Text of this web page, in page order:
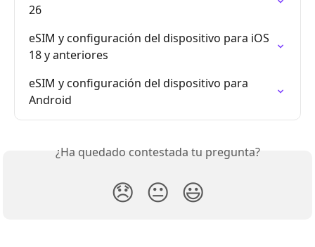
26
eSIM y configuración del dispositivo para iOS
18 y anteriores
eSIM y configuración del dispositivo para
Android
¿Ha quedado contestada tu pregunta?
😞 😐 😃